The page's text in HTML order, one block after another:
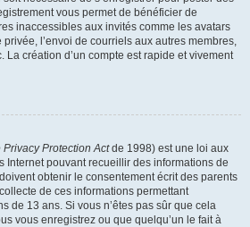
vous permet de bénéficier de
inaccessibles aux invités comme les avatars
l’envoi de courriels aux autres membres,
La création d’un compte est rapide et vivement
Privacy Protection Actde 1998) est une loi aux
Internet pouvant recueillir des informations de
obtenir le consentement écrit des parents
de ces informations permettant
de 13 ans. Si vous n’êtes pas sûr que cela
vous enregistrez ou que quelqu’un le fait à